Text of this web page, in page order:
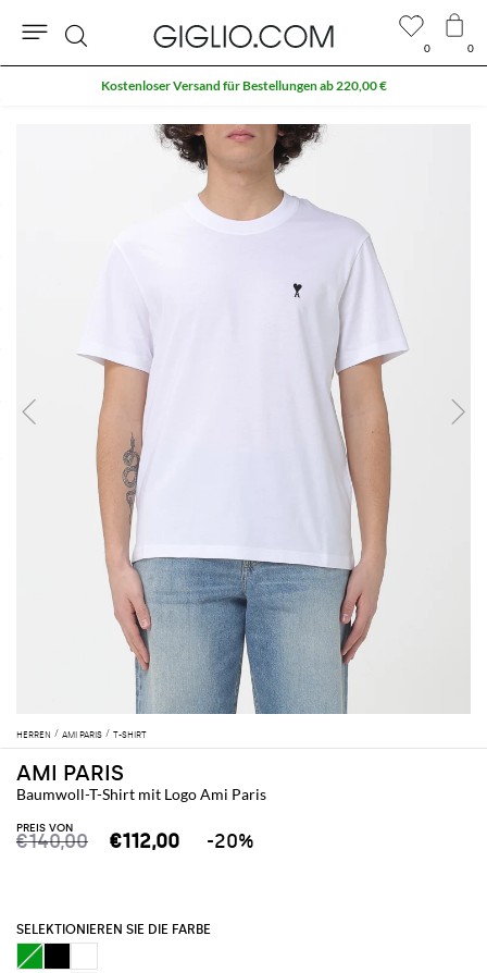
HERREN AMI PARIS T-SHIRT
AMI PARIS
Baumwoll-T-Shirt mit Logo Ami Paris
PREIS VON
€140,00 €112,00 -20%
SELEKTIONIEREN SIE DIE FARBE
0 0
Suche
Kostenloser Versand für Bestellungen ab 220,00 €